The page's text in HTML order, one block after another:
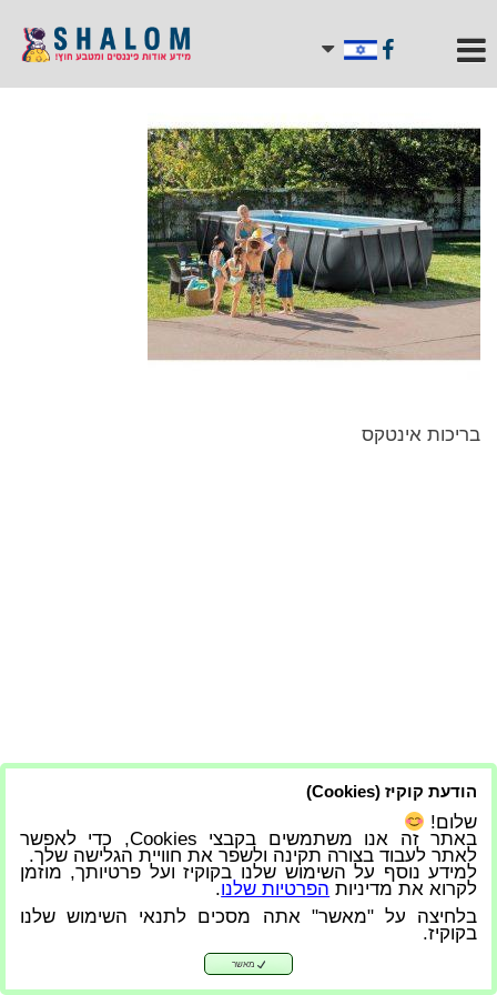
בריכות אינטקס
הודעת קוקיז (Cookies)
שלום!
באתר זה אנו משתמשים בקבצי Cookies, כדי לאפשר
לאתר לעבוד בצורה תקינה ולשפר את חוויית הגלישה שלך.
למידע נוסף על השימוש שלנו בקוקיז ועל פרטיותך, מוזמן
לקרוא את מדיניות הפרטיות שלנו.
בלחיצה על "מאשר" אתה מסכים לתנאי השימוש שלנו
בקוקיז.
מאשר